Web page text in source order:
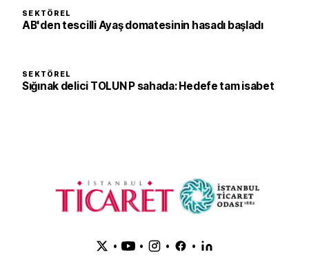
SEKTÖREL
AB'den tescilli Ayaş domatesinin hasadı başladı
SEKTÖREL
Sığınak delici TOLUN P sahada: Hedefe tam isabet
• • • •